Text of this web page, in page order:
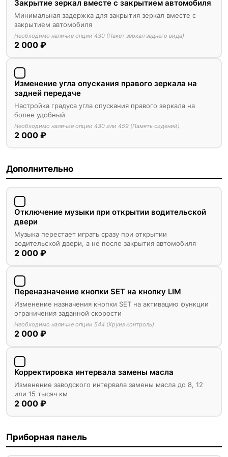
Закрытие зеркал вместе с закрытием автомобиля
Минимальная задержка для закрытия зеркал вместе с
закрытием автомобиля
Необходимо наличие опции 430 (Пакет зеркал заднего вида)
2 000 ₽
Изменение угла опускания правого зеркала на
задней передаче
Настройка градуса угла опускания правого зеркала на
более удобный
Необходимо наличие опции 430 или 459 (Память сидений)
2 000 ₽
Дополнительно
Отключение музыки при открытии водительской
двери
Музыка перестает играть сразу при открытии
водительской двери, а не после закрытия автомобиля
2 000 ₽
Переназначение кнопки SET на кнопку LIM
Изменение назначения кнопки SET на активацию функции
ограничения заданной скорости
Необходимо наличие опции 544 (Круиз контроль)
2 000 ₽
Корректировка интервала замены масла
Изменение заводского интервала замены масла до 8, 12
или 15 тысяч км
2 000 ₽
Приборная панель